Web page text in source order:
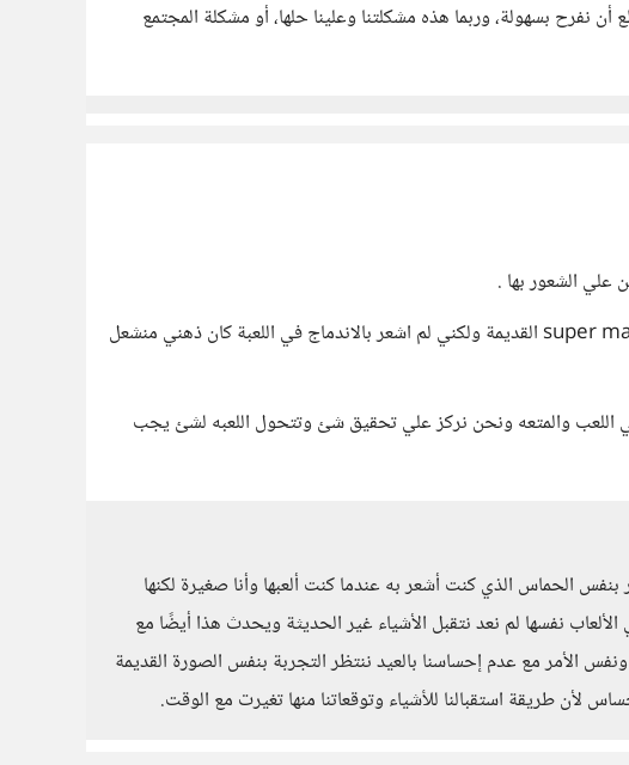
أن نفرح بسهولة، وربما هذه مشكلتنا وعلينا حلها، أو مشكلة المجتمع
علي الشعور بها .
بالامس قمت بتشغيل دراعات التحكم وحملت لعبة super mario القديمة ولكني لم اشعر بالاندماج في اللعبة كان ذهني منشعل
اللعب والمتعه ونحن نركز علي تحقيق شئ وتتحول اللعبه لشئ يجب
الحماس الذي كنت أشعر به عندما كنت ألعبها وأنا صغيرة لكنها
نفسها لم نعد نتقبل الأشياء غير الحديثة ويحدث هذا أيضًا مع
الأمر مع عدم إحساسنا بالعيد ننتظر التجربة بنفس الصورة القديمة
لأن طريقة استقبالنا للأشياء وتوقعاتنا منها تغيرت مع الوقت.